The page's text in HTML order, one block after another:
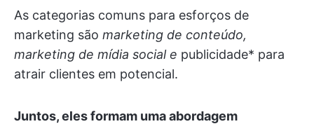
As categorias comuns para esforços de
marketing são marketing de conteúdo,
marketing de mídia social e publicidade* para
atrair clientes em potencial.
Juntos, eles formam uma abordagem